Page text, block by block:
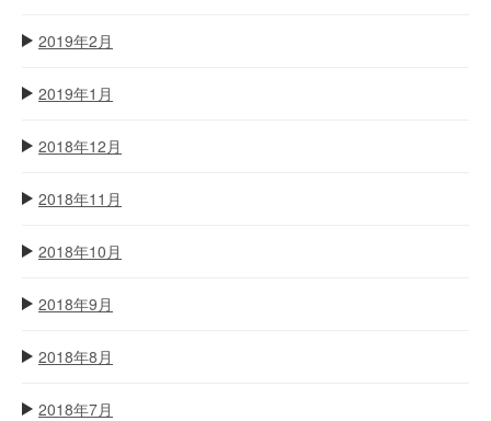
2019年2月
2019年1月
2018年12月
2018年11月
2018年10月
2018年9月
2018年8月
2018年7月